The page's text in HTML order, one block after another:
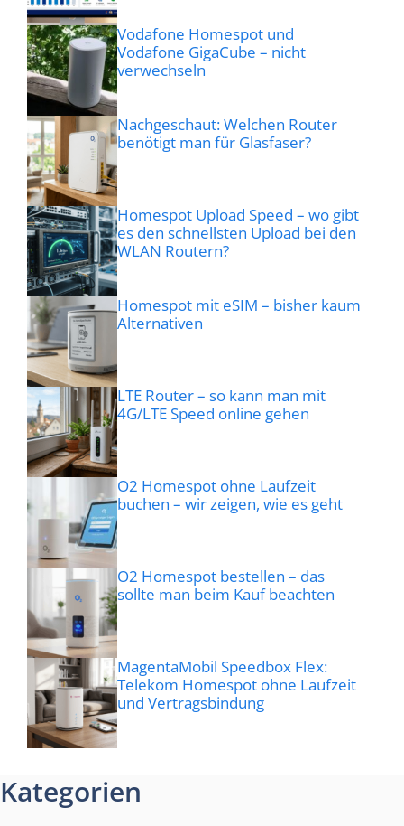
Vodafone Homespot und
Vodafone GigaCube – nicht
verwechseln
Nachgeschaut: Welchen Router
benötigt man für Glasfaser?
Homespot Upload Speed – wo gibt
es den schnellsten Upload bei den
WLAN Routern?
Homespot mit eSIM – bisher kaum
Alternativen
LTE Router – so kann man mit
4G/LTE Speed online gehen
O2 Homespot ohne Laufzeit
buchen – wir zeigen, wie es geht
O2 Homespot bestellen – das
sollte man beim Kauf beachten
MagentaMobil Speedbox Flex:
Telekom Homespot ohne Laufzeit
und Vertragsbindung
Kategorien